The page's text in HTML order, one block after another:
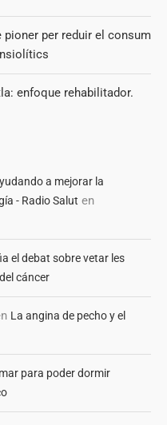
pioner per reduir el consum
enfoque rehabilitador.
a mejorar la
- Radio Salut en
el debat sobre vetar les
cáncer
La angina de pecho y el
para poder dormir